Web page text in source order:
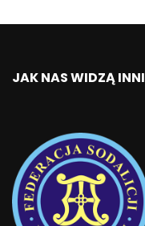
JAK NAS WIDZĄ INNI